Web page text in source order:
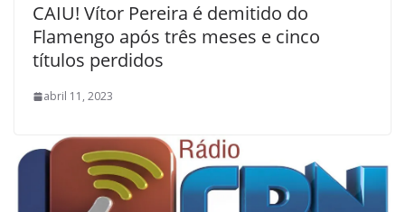
CAIU! Vítor Pereira é demitido do
Flamengo após três meses e cinco
títulos perdidos
abril 11, 2023